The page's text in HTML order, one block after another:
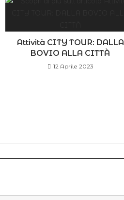
Attività CITY TOUR: DALLA
BOVIO ALLA CITTÀ
12 Aprile 2023